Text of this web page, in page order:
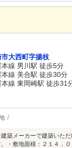
大西町字揚枝
線 男川駅 徒歩5分
線 美合駅 徒歩30分
線 東岡崎駅 徒歩31
建築メーカーで建築いた
・敷地面積：２１４．